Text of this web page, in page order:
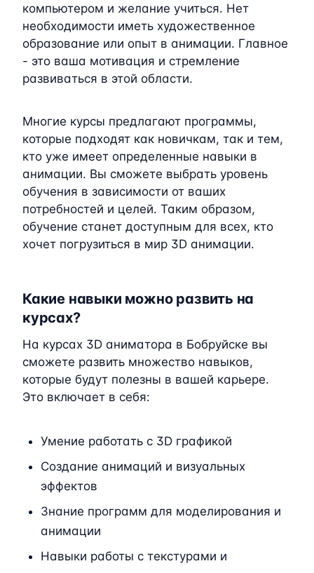
компьютером и желание учиться. Нет
необходимости иметь художественное
образование или опыт в анимации. Главное
- это ваша мотивация и стремление
развиваться в этой области.
Многие курсы предлагают программы,
которые подходят как новичкам, так и тем,
кто уже имеет определенные навыки в
анимации. Вы сможете выбрать уровень
обучения в зависимости от ваших
потребностей и целей. Таким образом,
обучение станет доступным для всех, кто
хочет погрузиться в мир 3D анимации.
Какие навыки можно развить на
курсах?
На курсах 3D аниматора в Бобруйске вы
сможете развить множество навыков,
которые будут полезны в вашей карьере.
Это включает в себя:
Умение работать с 3D графикой
Создание анимаций и визуальных
эффектов
Знание программ для моделирования и
анимации
Навыки работы с текстурами и